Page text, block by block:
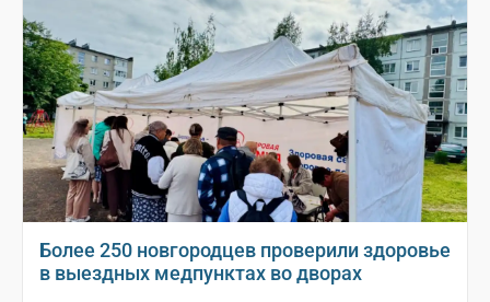
Более 250 новгородцев проверили здоровье
в выездных медпунктах во дворах